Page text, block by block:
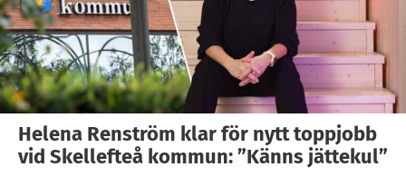
Helena Renström klar för nytt toppjobb
vid Skellefteå kommun: ”Känns jättekul”